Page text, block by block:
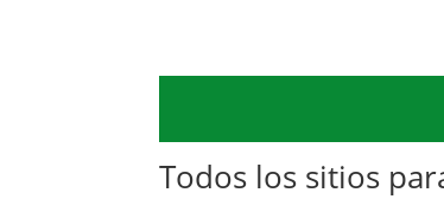
de 8.-€ puedes elegir
entre 12 primeros platos
típicos
pleno
Lucena.
Todos los sitios